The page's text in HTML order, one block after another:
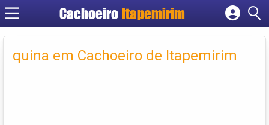
Cachoeiro Itapemirim
Cadastrar empresa
Criar conta
quina em Cachoeiro de Itapemirim